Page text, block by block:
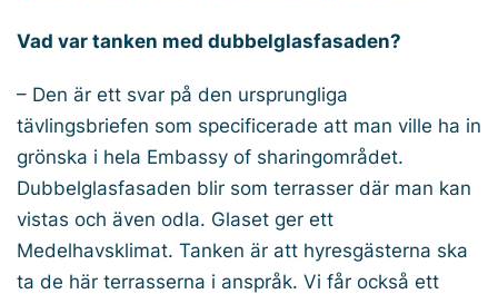
Vad var tanken med dubbelglasfasaden?
– Den är ett svar på den ursprungliga
tävlingsbriefen som specificerade att man ville ha in
grönska i hela Embassy of sharingområdet.
Dubbelglasfasaden blir som terrasser där man kan
vistas och även odla. Glaset ger ett
Medelhavsklimat. Tanken är att hyresgästerna ska
ta de här terrasserna i anspråk. Vi får också ett